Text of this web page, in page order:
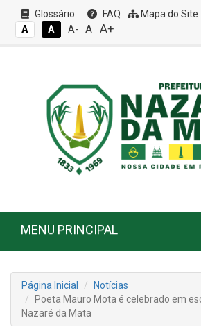
Glossário FAQ Mapa do Site
A
A A- A A+
MENU PRINCIPAL
Página Inicial
Notícias
Poeta Mauro Mota é celebrado em
Nazaré da Mata